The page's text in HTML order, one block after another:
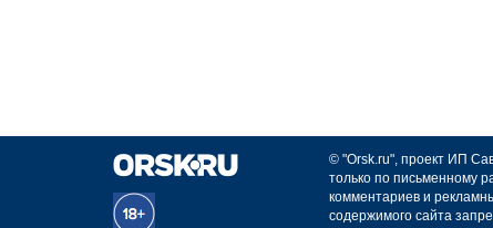
© "Orsk.ru", проект ИП
только по письменному
комментариев и
содержимого сайта